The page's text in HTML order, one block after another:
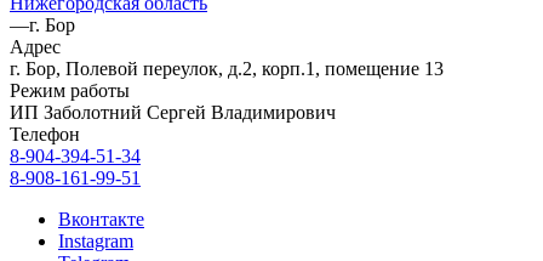
—г. Бор
Адрес
г. Бор, Полевой переулок, д.2, корп.1, помещение 13
Режим работы
ИП Заболотний Сергей Владимирович
Телефон
8-904-394-51-34
8-908-161-99-51
Вконтакте
Instagram